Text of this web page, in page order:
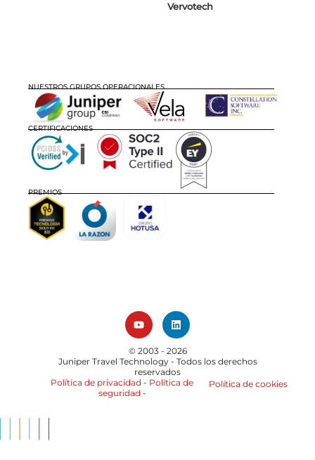
Vervotech
NUESTROS GRUPOS OPERACIONALES
CERTIFICACIONES
PREMIOS
© 2003 - 2026
Juniper Travel Technology- Todos los derechos
reservados
Política de privacidad - Política de
seguridad -
Política de cookies